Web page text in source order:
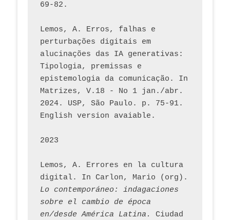
69-82.
Lemos, A. Erros, falhas e
perturbações digitais em
alucinações das IA generativas:
Tipologia, premissas e
epistemologia da comunicação. In
Matrizes, V.18 - No 1 jan./abr.
2024. USP, São Paulo. p. 75-91.
English version avaiable.
2023
Lemos, A. Errores en la cultura
Lo contemporáneo: indagaciones
sobre el cambio de época
en/desde América Latina.
Ciudad